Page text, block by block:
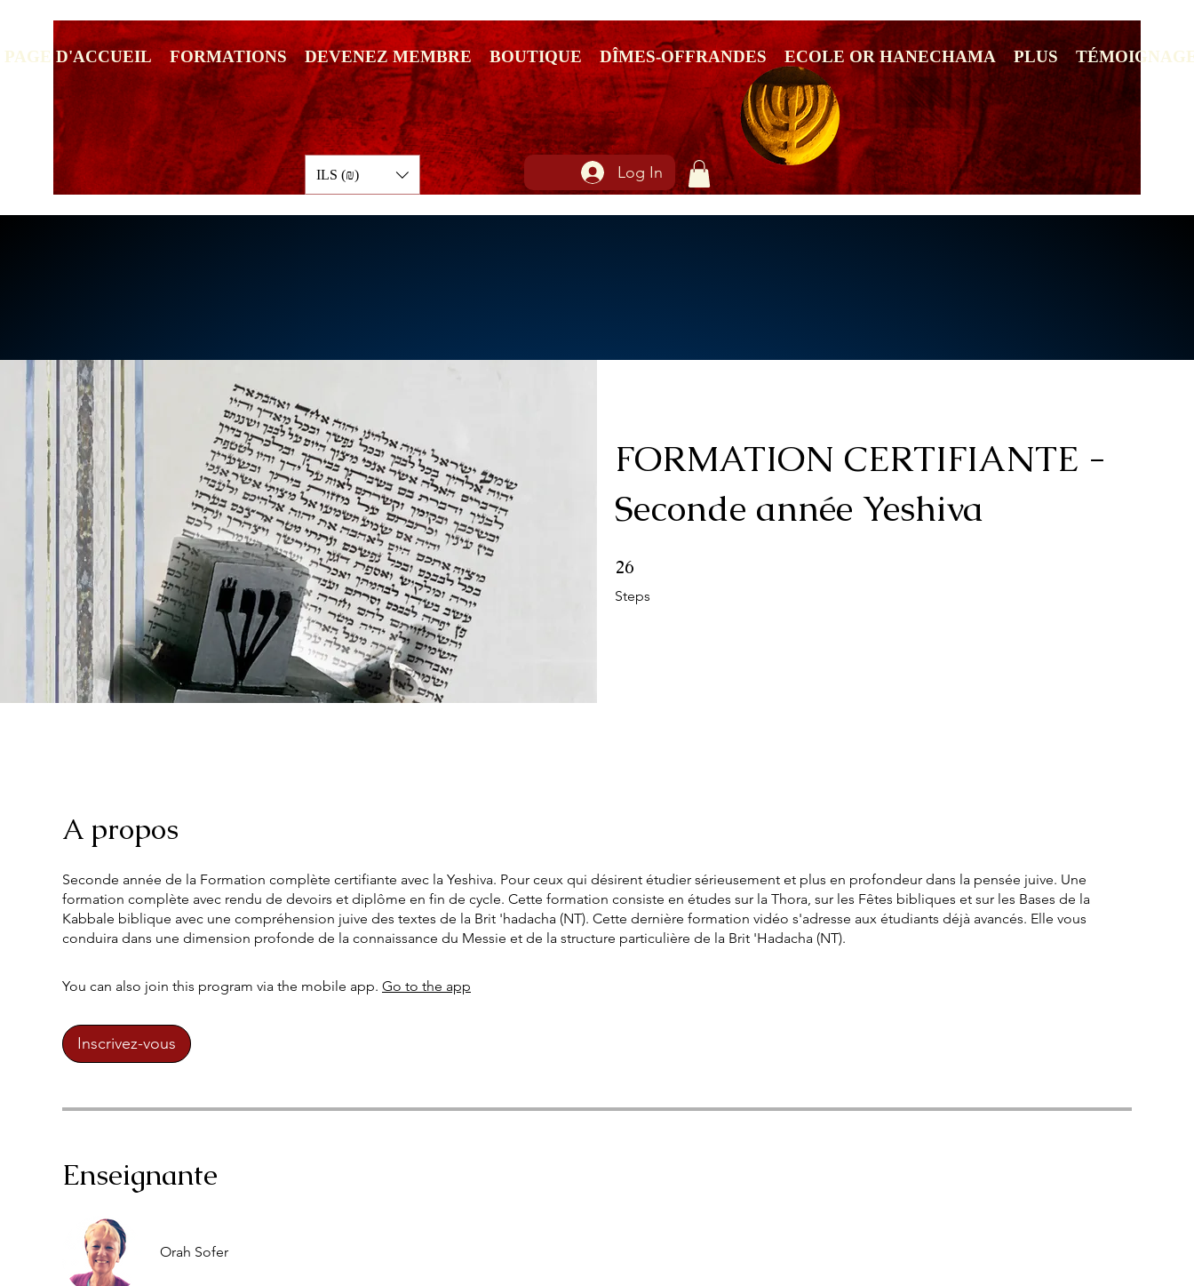
ILS (₪) Log In
PAGE D'ACCUEIL FORMATIONS DEVENEZ MEMBRE BOUTIQUE DÎMES-OFFRANDES ECOLE OR HANECHAMA PLUS
FORMATION CERTIFIANTE -
Seconde année Yeshiva
26
Steps
26 Steps
A propos
Seconde année de la Formation complète certifiante avec la Yeshiva. Pour ceux qui désirent étudier sérieusement et plus en profondeur dans la pensée juive. Une
formation complète avec rendu de devoirs et diplôme en fin de cycle. Cette formation consiste en études sur la Thora, sur les Fêtes bibliques et sur les Bases de la
Kabbale biblique avec une compréhension juive des textes de la Brit 'hadacha (NT). Cette dernière formation vidéo s'adresse aux étudiants déjà avancés. Elle vous
You can also join this program via the mobile app. Go to the app
Inscrivez-vous
Enseignante
Orah Sofer